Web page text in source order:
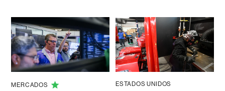
MERCADOS ESTADOS UNIDOS